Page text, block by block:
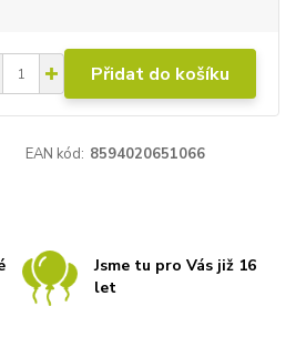
Přidat do košíku
EAN kód: 8594020651066
Jsme tu pro Vás již 16
let